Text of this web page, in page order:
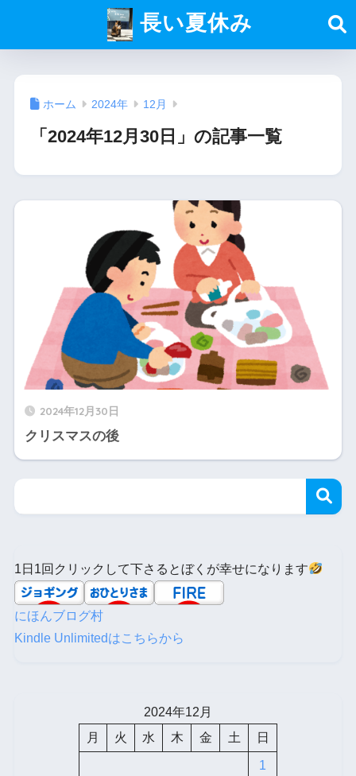
長い夏休み
ホーム 2024年 12月
「2024年12月30日」の記事一覧
2024年12月30日
クリスマスの後
1日1回クリックして下さるとぼくが幸せになります
にほんブログ村
Kindle Unlimitedはこちらから
2024年12月
月
火 水 木 金 土 日
1